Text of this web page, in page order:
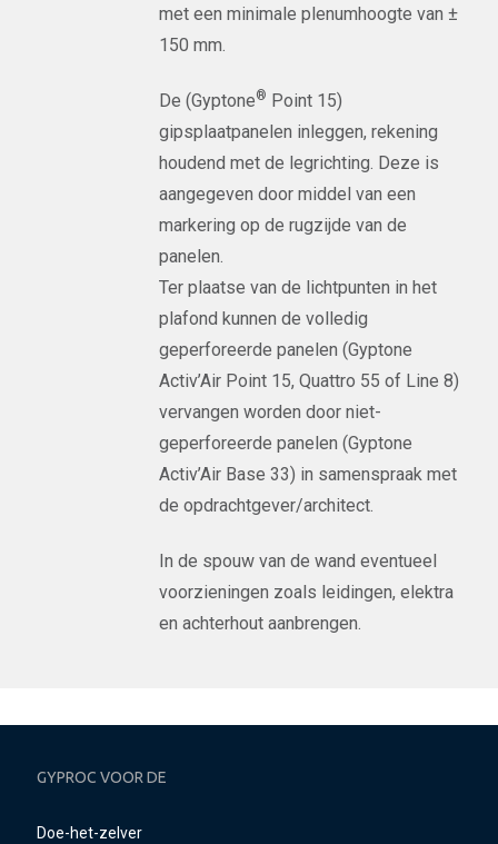
met een minimale plenumhoogte van ±
150 mm.
De (Gyptone® Point 15)
gipsplaatpanelen inleggen, rekening
houdend met de legrichting. Deze is
aangegeven door middel van een
markering op de rugzijde van de
panelen.
Ter plaatse van de lichtpunten in het
plafond kunnen de volledig
geperforeerde panelen (Gyptone
Activ’Air Point 15, Quattro 55 of Line 8)
vervangen worden door niet-
geperforeerde panelen (Gyptone
Activ’Air Base 33) in samenspraak met
de opdrachtgever/architect.
In de spouw van de wand eventueel
voorzieningen zoals leidingen, elektra
en achterhout aanbrengen.
GYPROC VOOR DE
Doe-het-zelver